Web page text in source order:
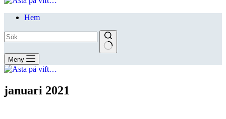
Hem
Meny
januari 2021